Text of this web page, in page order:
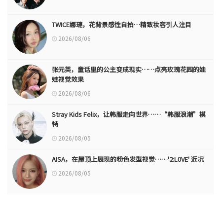
TWICE娜璉，花背景感性自拍…精致妆容引人注目
2026/08/06
张元英，童话里的公主变成现实……点亮玫瑰花园的娃
娃视觉效果
2026/08/06
Stray Kids Felix，让韩服走向世界……“韩服浪潮”模
特
2026/08/05
AISA，在屋顶上展现的粉色发型视觉……'2:L0VE' 近况
2026/08/05